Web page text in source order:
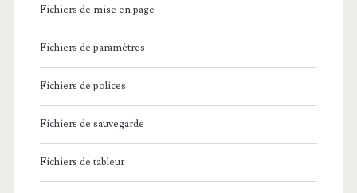
Fichiers de mise en page
Fichiers de paramètres
Fichiers de polices
Fichiers de sauvegarde
Fichiers de tableur